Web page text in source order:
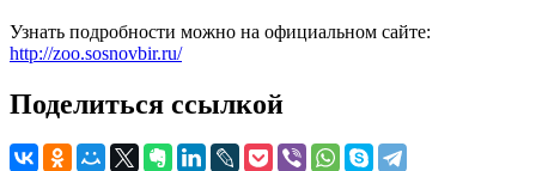
Узнать подробности можно на официальном сайте:
http://zoo.sosnovbir.ru/
Поделиться ссылкой